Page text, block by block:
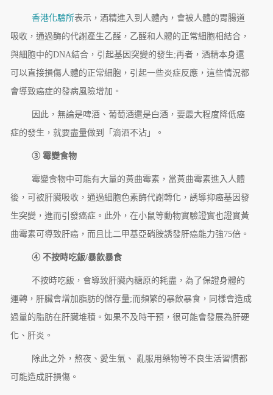
香港化驗所表示，酒精進入到人體內，會被人體的胃腸道
吸收，通過酶的代謝產生乙醛，乙醛和人體的正常細胞相結合，
與細胞中的DNA結合，引起基因突變的發生;再者，酒精本身還
可以直接損傷人體的正常細胞，引起一些炎症反應，這些情況都
會導致癌症的發病風險增加。
因此，無論是啤酒、葡萄酒還是白酒，要最大程度降低癌
症的發生，就要盡量做到「滴酒不沾」。
③ 霉變食物
霉變食物中可能有大量的黃曲霉素，當黃曲霉素進入人體
後，可被肝臟吸收，通過細胞色素酶代謝轉化，誘導抑癌基因發
生突變，進而引發癌症。此外，在小鼠等動物實驗證實也證實黃
曲霉素可導致肝癌，而且比二甲基亞硝胺誘發肝癌能力強75倍。
④ 不按時吃飯/暴飲暴食
不按時吃飯，會導致肝臟內糖原的耗盡，為了保證身體的
運轉，肝臟會增加脂肪的儲存量;而頻繁的暴飲暴食，同樣會造成
過量的脂肪在肝臟堆積。如果不及時干預，很可能會發展為肝硬
化、肝炎。
除此之外，熬夜、愛生氣、 亂服用藥物等不良生活習慣都
可能造成肝損傷。